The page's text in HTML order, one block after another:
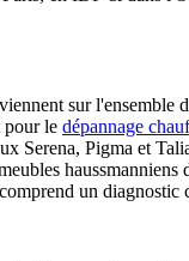
sur l'ensemble
pour le dépannage
Serena, Pigma et
un diagnostic